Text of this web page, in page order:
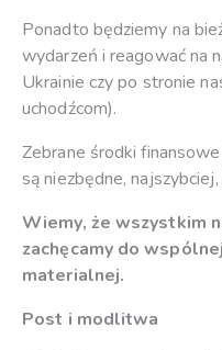
Ponadto będziemy na
wydarzeń i reagować na
Ukrainie czy po stronie
uchodźcom).
Zebrane środki
są niezbędne,
Wiemy, że wszystkim
zachęcamy do
materialnej.
Post i modlitwa